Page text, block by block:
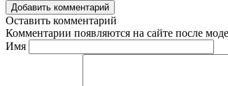
Добавить комментарий
Оставить комментарий
Комментарии появляются на сайте после
Имя